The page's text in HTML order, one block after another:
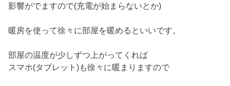
影響がでますので(充電が始まらないとか)
暖房を使って徐々に部屋を暖めるといいです。
部屋の温度が少しずつ上がってくれば
スマホ(タブレット)も徐々に暖まりますので